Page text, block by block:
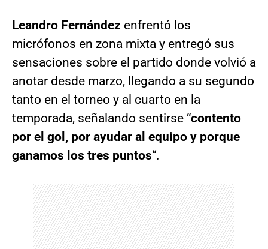
Leandro Fernández enfrentó los
micrófonos en zona mixta y entregó sus
sensaciones sobre el partido donde volvió a
anotar desde marzo, llegando a su segundo
tanto en el torneo y al cuarto en la
temporada, señalando sentirse “contento
por el gol, por ayudar al equipo y porque
ganamos los tres puntos“.